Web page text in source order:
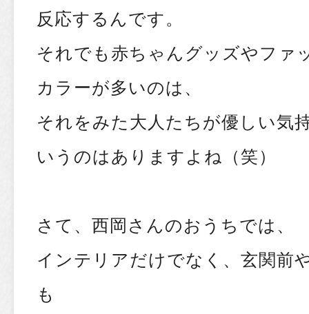
反応するんです。
それでも赤ちゃんグッズやファ
カラーが多いのは、
それをみた大人たちが優しい気
いうのはありますよね（笑）
さて、西岡さんのおうちでは、
インテリアだけでなく、玄関前
も